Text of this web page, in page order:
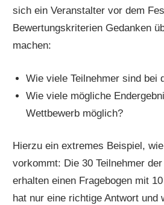
sich ein Veranstalter vor dem
Bewertungskriterien Gedanken
machen:
Wie viele Teilnehmer sind bei
Wie viele mögliche
Wettbewerb möglich?
Hierzu ein extremes Beispiel,
vorkommt: Die 30 Teilnehmer
erhalten einen Fragebogen mit
hat nur eine richtige Antwort und